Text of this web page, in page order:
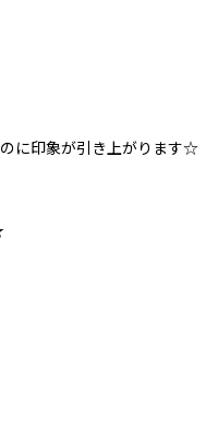
に印象が引き上がります☆